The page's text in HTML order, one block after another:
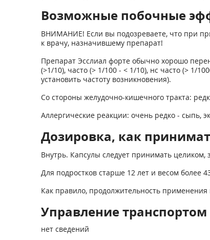
Возможные побочные
ВНИМАНИЕ! Если вы подозреваете, что при
к врачу, назначившему препарат!
Препарат Эсслиал форте обычно хорошо
(>1/10), часто (> 1/100 - < 1/10), нс часто (> 1/
установить частоту возникновения).
Со стороны желудочно-кишечного тракта:
Аллергические реакции: очень редко - сыпь,
Дозировка, как
Внутрь. Капсулы следует принимать
Для подростков старше 12 лет и весом более
Как правило, продолжительность применения
Управление транспортом
нет сведений